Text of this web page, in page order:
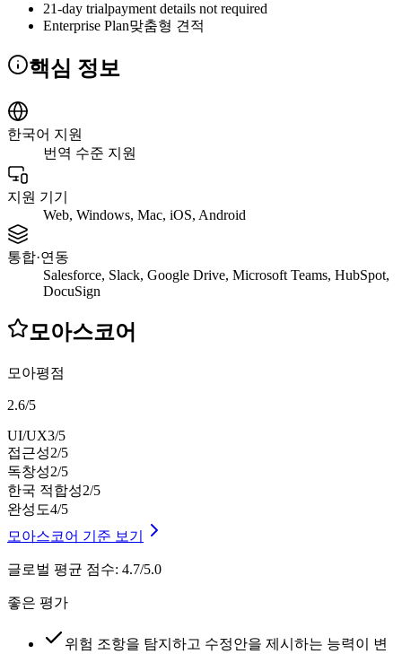
21-day trialpayment details not required
Enterprise Plan맞춤형 견적
핵심 정보
한국어 지원
번역 수준 지원
지원 기기
Web, Windows, Mac, iOS, Android
통합·연동
Salesforce, Slack, Google Drive, Microsoft Teams, HubSpot,
DocuSign
모아스코어
모아평점
2.6/5
UI/UX3/5
접근성2/5
독창성2/5
한국 적합성2/5
완성도4/5
모아스코어 기준 보기
글로벌 평균 점수: 4.7/5.0
좋은 평가
위험 조항을 탐지하고 수정안을 제시하는 능력이 변